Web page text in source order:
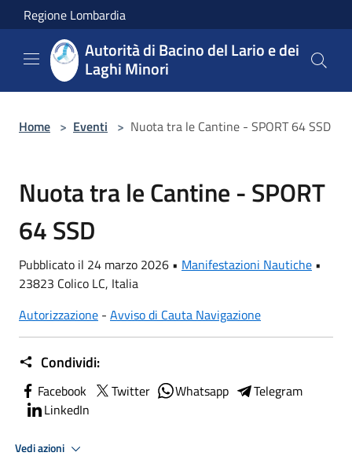
Salta al contenuto principale
Regione Lombardia
Autorità di Bacino del Lario e dei
Laghi Minori
Home > Eventi > Nuota tra le Cantine - SPORT 64 SSD
Nuota tra le Cantine - SPORT
64 SSD
Pubblicato il 24 marzo 2026 • Manifestazioni Nautiche •
23823 Colico LC, Italia
Autorizzazione - Avviso di Cauta Navigazione
Condividi:
Facebook Twitter Whatsapp
Telegram
LinkedIn
Vedi azioni